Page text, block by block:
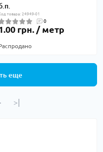
товара: 24949-01
0
грн. / метр
еще
>|